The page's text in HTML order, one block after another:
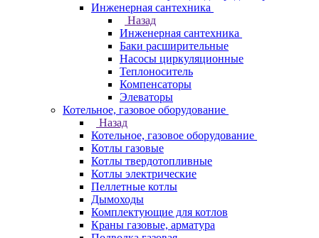
Инженерная сантехника
Назад
Инженерная сантехника
Баки расширительные
Насосы циркуляционные
Теплоноситель
Компенсаторы
Элеваторы
Котельное, газовое оборудование
Назад
Котельное, газовое оборудование
Котлы газовые
Котлы твердотопливные
Котлы электрические
Пеллетные котлы
Дымоходы
Комплектующие для котлов
Краны газовые, арматура